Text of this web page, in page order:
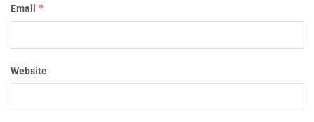
Email *
Website